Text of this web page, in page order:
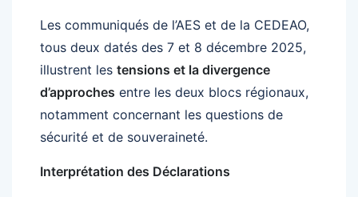
Les communiqués de l’AES et de la CEDEAO,
tous deux datés des 7 et 8 décembre 2025,
illustrent les tensions et la divergence
d’approches entre les deux blocs régionaux,
notamment concernant les questions de
sécurité et de souveraineté.
Interprétation des Déclarations